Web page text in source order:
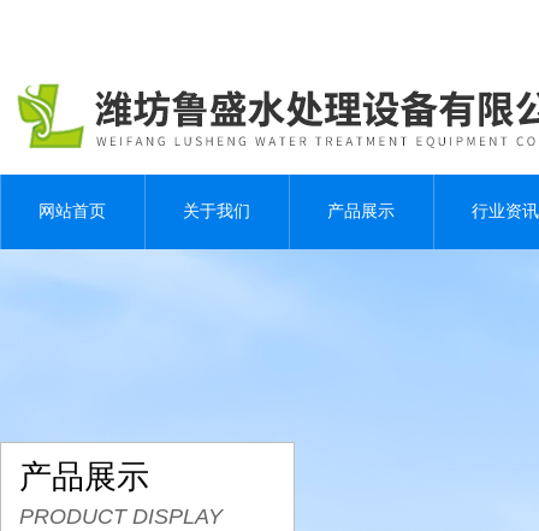
网站首页 关于我们 产品展示 行业资讯
产品展示
PRODUCT DISPLAY